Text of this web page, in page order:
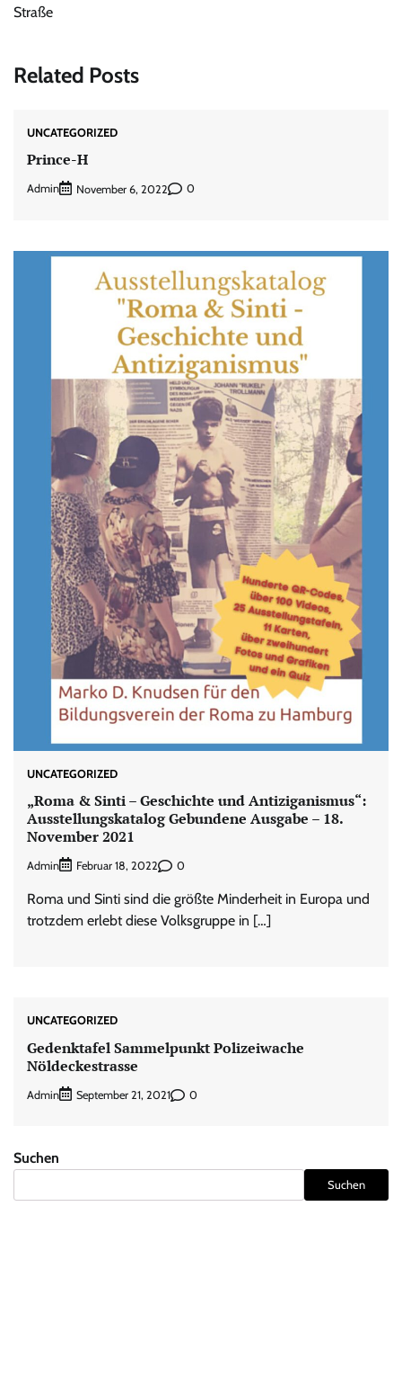
Straße
Related Posts
UNCATEGORIZED
Prince-H
Admin November 6, 2022 0
UNCATEGORIZED
„Roma & Sinti – Geschichte und Antiziganismus“:
Ausstellungskatalog Gebundene Ausgabe – 18.
November 2021
Admin Februar 18, 2022 0
Roma und Sinti sind die größte Minderheit in Europa und
trotzdem erlebt diese Volksgruppe in […]
UNCATEGORIZED
Gedenktafel Sammelpunkt Polizeiwache
Nöldeckestrasse
Admin September 21, 2021 0
Suchen
Suchen